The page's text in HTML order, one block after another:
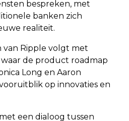
bespreken, met
banken zich
realiteit.
van Ripple volgt met
de product roadmap
Long en Aaron
op innovaties en
een dialoog tussen